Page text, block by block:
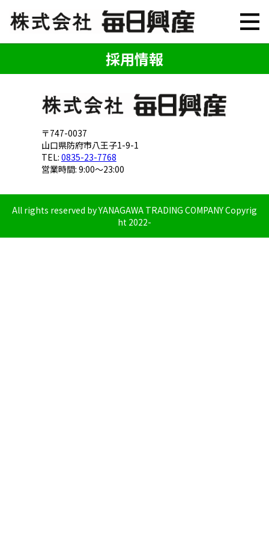
採用情報
〒747-0037
山口県防府市八王子1-9-1
TEL: 0835-23-7768
営業時間: 9:00～23:00
All rights reserved by YANAGAWA TRADING COMPANY Copyrig
ht 2022-